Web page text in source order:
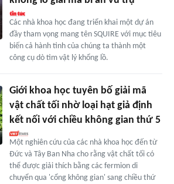
Các nhà khoa học đang triển khai một dự án
đầy tham vọng mang tên SQUIRE với mục tiêu
biến cả hành tinh của chúng ta thành một
công cụ dò tìm vật lý khổng lồ.
Giới khoa học tuyên bố giải mã
vật chất tối nhờ loại hạt giả định
kết nối với chiều không gian thứ 5
Một nghiên cứu của các nhà khoa học đến từ
Đức và Tây Ban Nha cho rằng vật chất tối có
thể được giải thích bằng các fermion di
chuyển qua 'cổng không gian' sang chiều thứ